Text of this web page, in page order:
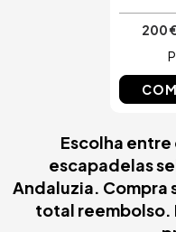
200
Escolha
escapadelas
Andaluzia. Compra
total reembolso.